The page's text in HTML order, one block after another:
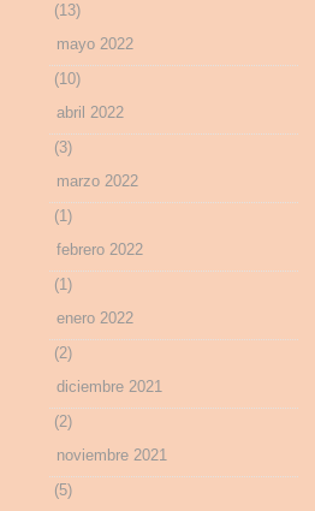
(13)
mayo 2022
(10)
abril 2022
(3)
marzo 2022
(1)
febrero 2022
(1)
enero 2022
(2)
diciembre 2021
(2)
noviembre 2021
(5)